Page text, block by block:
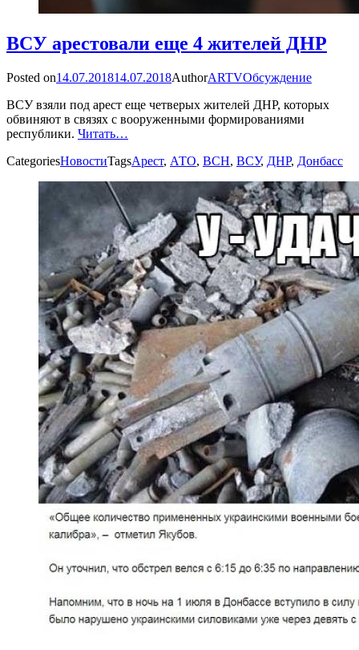
ВСУ арестовали еще 4 жителей ДНР
Posted on14.07.201814.07.2018AuthorARTVОбсуждение
ВСУ взяли под арест еще четверых жителей ДНР, которых
обвиняют в связях с вооруженными формированиями
республики. Читать…
CategoriesНовостиTagsАрест, АТО, ВСН, ВСУ, ДНР, Донбасс